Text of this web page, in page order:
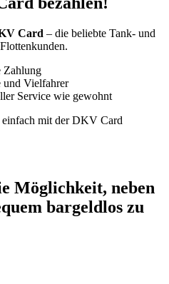
Card – die beliebte Tank- und
Zahlung
und Vielfahrer
Service wie gewohnt
einfach mit der DKV Card
Möglichkeit, neben
bargeldlos zu